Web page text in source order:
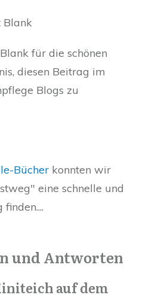
Blank
für die schönen
diesen Beitrag im
Blogs zu
Bücher konnten wir
eine schnelle und
und Antworten
auf dem